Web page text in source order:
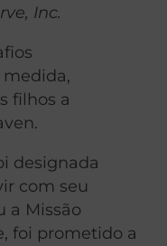
Inc.
medida,
filhos a
designada
com seu
a Missão
foi prometido a